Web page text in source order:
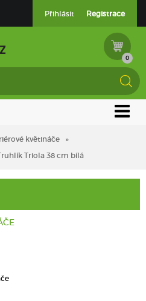
Přihlásit Registrace
0
květináče
Triola 38 cm bílá